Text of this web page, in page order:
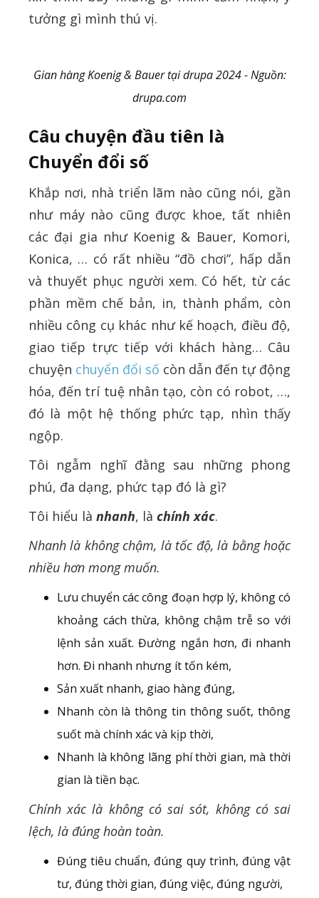
tưởng gì mình thú vị.
Gian hàng Koenig & Bauer tại drupa 2024 - Nguồn:
drupa.com
Câu chuyện đầu tiên là
Chuyển đổi số
Khắp nơi, nhà triển lãm nào cũng nói, gần
như máy nào cũng được khoe, tất nhiên
các đại gia như Koenig & Bauer, Komori,
Konica, … có rất nhiều “đồ chơi”, hấp dẫn
và thuyết phục người xem. Có hết, từ các
phần mềm chế bản, in, thành phẩm, còn
nhiều công cụ khác như kế hoạch, điều độ,
giao tiếp trực tiếp với khách hàng… Câu
chuyện chuyển đổi số còn dẫn đến tự động
hóa, đến trí tuệ nhân tạo, còn có robot, …,
đó là một hệ thống phức tạp, nhìn thấy
ngộp.
Tôi ngẫm nghĩ đằng sau những phong
phú, đa dạng, phức tạp đó là gì?
Tôi hiểu là nhanh, là chính xác.
Nhanh là không chậm, là tốc độ, là bằng hoặc
nhiều hơn mong muốn.
Lưu chuyển các công đoạn hợp lý, không có
khoảng cách thừa, không chậm trễ so với
lệnh sản xuất. Đường ngắn hơn, đi nhanh
hơn. Đi nhanh nhưng ít tốn kém,
Sản xuất nhanh, giao hàng đúng,
Nhanh còn là thông tin thông suốt, thông
suốt mà chính xác và kịp thời,
Nhanh là không lãng phí thời gian, mà thời
gian là tiền bạc.
Chính xác là không có sai sót, không có sai
lệch, là đúng hoàn toàn.
Đúng tiêu chuẩn, đúng quy trình, đúng vật
tư, đúng thời gian, đúng việc, đúng người,